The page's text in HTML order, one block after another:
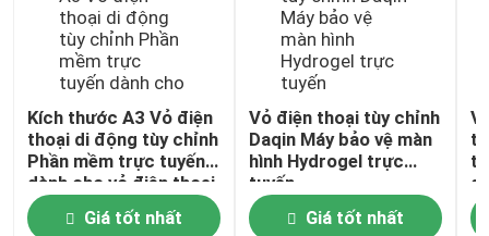
Kích thước A3 Vỏ điện
thoại di động tùy chỉnh
Phần mềm trực tuyến
dành cho vỏ điện thoại
BTS
Giá tốt nhất
Vỏ điện thoại tùy chỉnh
Daqin Máy bảo vệ màn
hình Hydrogel trực
tuyến
Giá tốt nhất